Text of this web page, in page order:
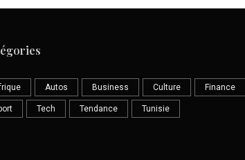
Autos Business Culture Finance
Tech Tendance Tunisie